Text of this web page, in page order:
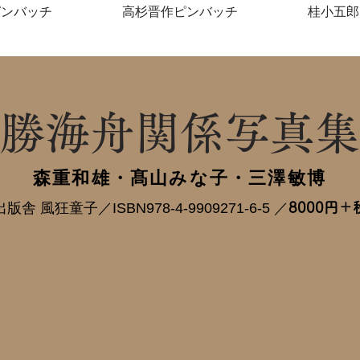
バッチ 高杉晋作ピンバッチ 桂小五
海舟関係写真集
森重和雄・髙山みな子・三澤敏博
版舎 風狂童子／ISBN978-4-9909271-6-5 ／8000円＋